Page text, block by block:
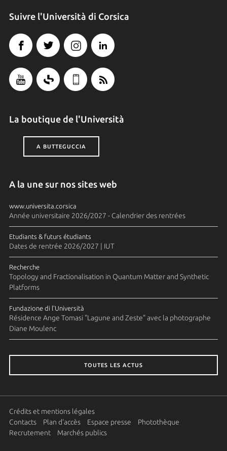
Suivre l'Università di Corsica
La boutique de l'Università
A BUTTEGUCCIA
A la une sur nos sites web
www.universita.corsica
Année universitaire 2026/2027 - Calendrier des rentrées
Etudiants & futurs étudiants
Dates de rentrée 2026/2027 | IUT
Recherche
Topology and Fractionalisation in Quantum Matter and Synthetic
Platforms
Fundazione di l'Università
Résidence Ange Tomasi "Lagune and Zeste" avec la photographe
Diane Moulenc
TOUTES LES ACTUS
Crédits et mentions légales
Contacts
Plan d'accès Espace presse
Photothèque
Recrutement
Marchés publics